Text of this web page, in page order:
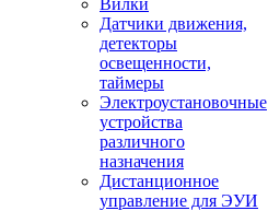
Вилки
Датчики движения,
детекторы
освещенности,
таймеры
Электроустановочные
устройства
различного
назначения
Дистанционное
управление для ЭУИ